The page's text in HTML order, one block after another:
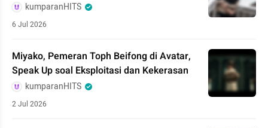
kumparanHITS
6 Jul 2026
Miyako, Pemeran Toph Beifong di Avatar,
Speak Up soal Eksploitasi dan Kekerasan
kumparanHITS
2 Jul 2026